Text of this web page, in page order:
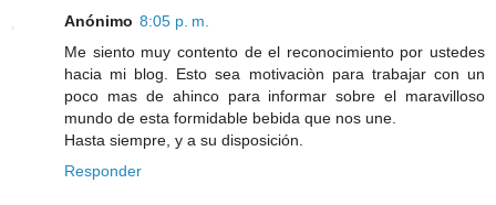
Anónimo 8:05 p. m.
Me siento muy contento de el reconocimiento por ustedes
hacia mi blog. Esto sea motivaciòn para trabajar con un
poco mas de ahinco para informar sobre el maravilloso
mundo de esta formidable bebida que nos une.
Hasta siempre, y a su disposición.
Responder